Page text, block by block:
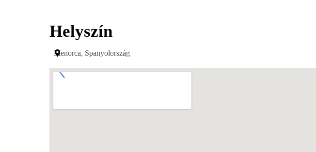
Helyszín
Menorca, Spanyolország